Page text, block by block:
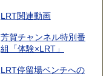
LRT関連動画
芳賀チャンネル特別番
組「体験×LRT」
LRT停留場ベンチへの